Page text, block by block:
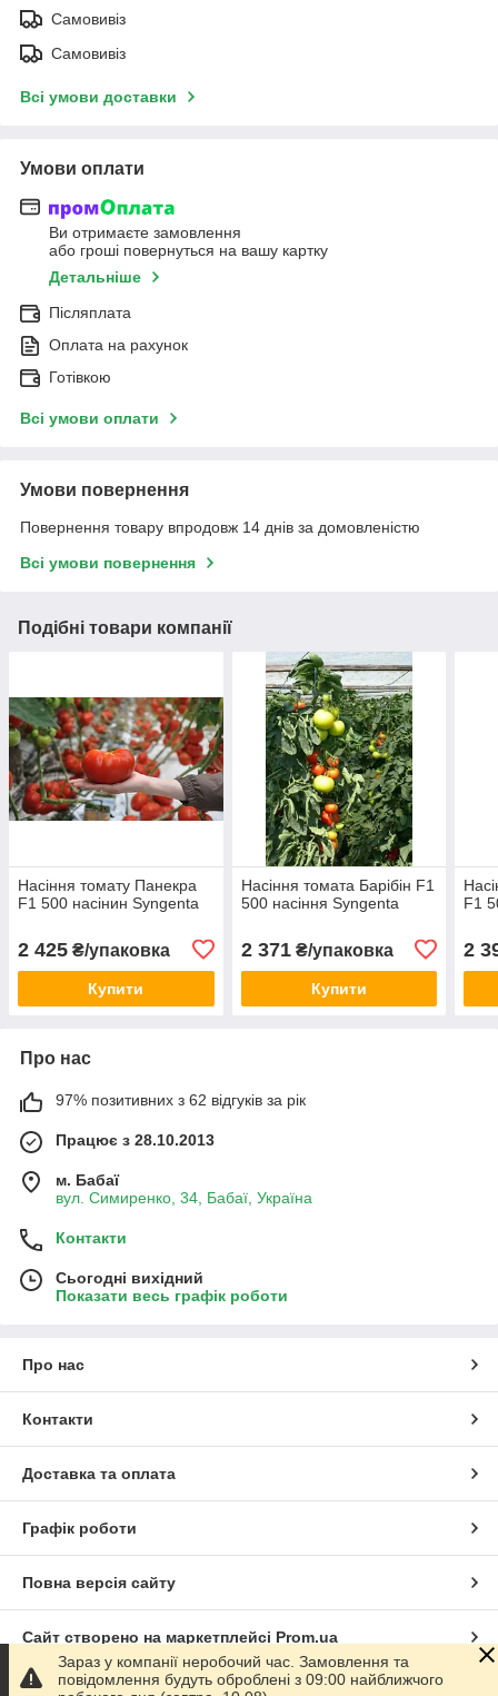
Самовивіз
Самовивіз
Всі умови доставки
Умови оплати
Ви отримаєте замовлення
або гроші повернуться на вашу картку
Детальніше
Післяплата
Оплата на рахунок
Готівкою
Всі умови оплати
Умови повернення
Повернення товару впродовж 14 днів за домовленістю
Всі умови повернення
Подібні товари компанії
Насіння томату Панекра
F1 500 насінин Syngenta
2 425 ₴/упаковка
Купити
Насіння томата Барібін F1
500 насіння Syngenta
2 371₴/упаковка
Купити
F1
2
Про нас
97% позитивних з 62 відгуків за рік
Працює з 28.10.2013
м. Бабаї
вул. Симиренко, 34, Бабаї, Україна
Контакти
Сьогодні вихідний
Показати весь графік роботи
Про нас
Контакти
Доставка та оплата
Графік роботи
Повна версія сайту
Сайт створено на маркетплейсі Prom.ua
Політика конфіденційності
Зараз у компанії неробочий час. Замовлення та
повідомлення будуть оброблені з 09:00 найближчого